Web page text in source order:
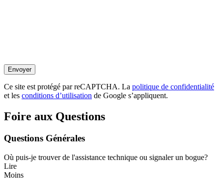
Ce site est protégé par reCAPTCHA. La politique de confidentialité
et les conditions d’utilisation de Google s’appliquent.
Foire aux Questions
Questions Générales
Où puis-je trouver de l'assistance technique ou signaler un bogue?
Lire
Moins